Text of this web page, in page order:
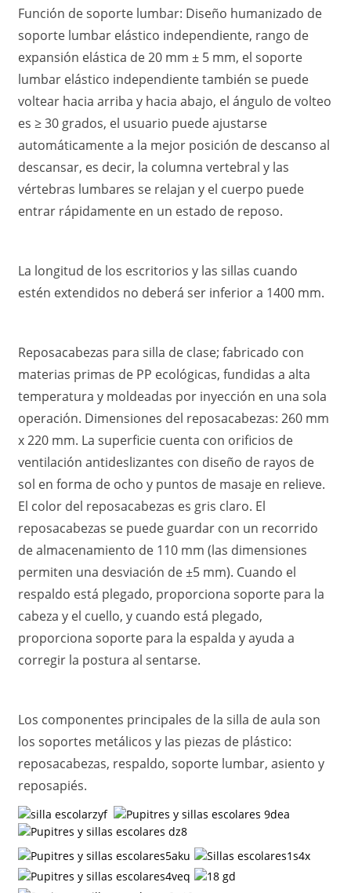
Función de soporte lumbar: Diseño humanizado de
soporte lumbar elástico independiente, rango de
expansión elástica de 20 mm ± 5 mm, el soporte
lumbar elástico independiente también se puede
voltear hacia arriba y hacia abajo, el ángulo de volteo
es ≥ 30 grados, el usuario puede ajustarse
automáticamente a la mejor posición de descanso al
descansar, es decir, la columna vertebral y las
vértebras lumbares se relajan y el cuerpo puede
entrar rápidamente en un estado de reposo.
La longitud de los escritorios y las sillas cuando
estén extendidos no deberá ser inferior a 1400 mm.
Reposacabezas para silla de clase; fabricado con
materias primas de PP ecológicas, fundidas a alta
temperatura y moldeadas por inyección en una sola
operación. Dimensiones del reposacabezas: 260 mm
x 220 mm. La superficie cuenta con orificios de
ventilación antideslizantes con diseño de rayos de
sol en forma de ocho y puntos de masaje en relieve.
El color del reposacabezas es gris claro. El
reposacabezas se puede guardar con un recorrido
de almacenamiento de 110 mm (las dimensiones
permiten una desviación de ±5 mm). Cuando el
respaldo está plegado, proporciona soporte para la
cabeza y el cuello, y cuando está plegado,
proporciona soporte para la espalda y ayuda a
corregir la postura al sentarse.
Los componentes principales de la silla de aula son
los soportes metálicos y las piezas de plástico:
reposacabezas, respaldo, soporte lumbar, asiento y
reposapiés.